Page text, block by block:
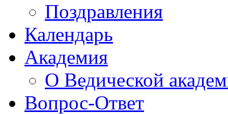
Поздравления
Календарь
Академия
О Ведической
Вопрос-Ответ